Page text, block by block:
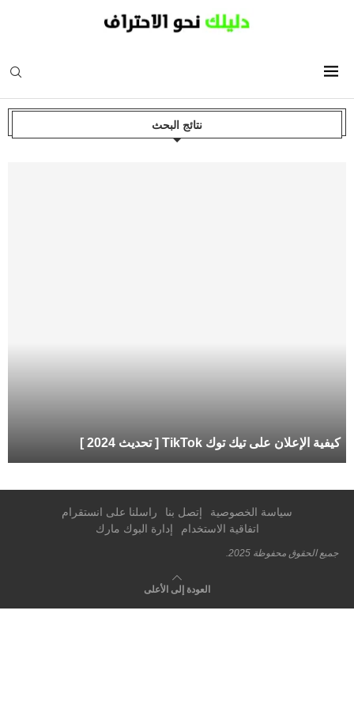
نتائج البحث
كيفية الإعلان على تيك توك TikTok [ تحديث 2024 ]
سياسة الخصوصية إتصل بنا
راسلنا على انستقرام
اتفاقية الاستخدام
إدارة البوك مارك
جميع الحقوق محفوظة 2025.
العودة إلى الأعلى